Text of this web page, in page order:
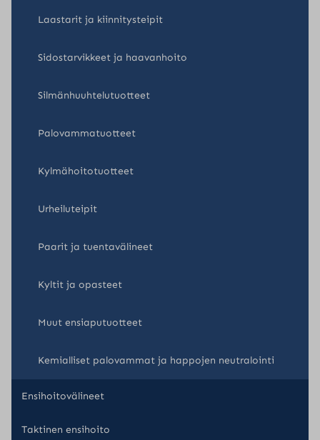
Laastarit ja kiinnitysteipit
Sidostarvikkeet ja haavanhoito
Silmänhuuhtelutuotteet
Palovammatuotteet
Kylmähoitotuotteet
Urheiluteipit
Paarit ja tuentavälineet
Kyltit ja opasteet
Muut ensiaputuotteet
Kemialliset palovammat ja happojen neutralointi
Ensihoitovälineet
Taktinen ensihoito